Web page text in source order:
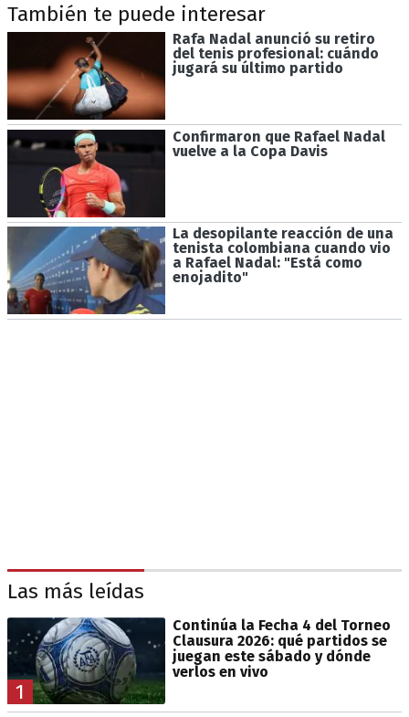
También te puede interesar
Rafa Nadal anunció su retiro
del tenis profesional: cuándo
jugará su último partido
Confirmaron que Rafael Nadal
vuelve a la Copa Davis
La desopilante reacción de una
tenista colombiana cuando vio
a Rafael Nadal: "Está como
enojadito"
Las más leídas
1
Continúa la Fecha 4 del Torneo
Clausura 2026: qué partidos se
juegan este sábado y dónde
verlos en vivo